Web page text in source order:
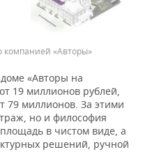
компанией «Авторы»
«Авторы на
19 миллионов рублей,
79 миллионов. За этими
но и философия
в чистом виде, а
решений, ручной